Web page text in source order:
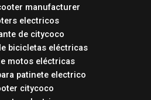
manufacturer
electricos
de citycoco
bicicletas eléctricas
motos eléctricas
patinete electrico
citycoco